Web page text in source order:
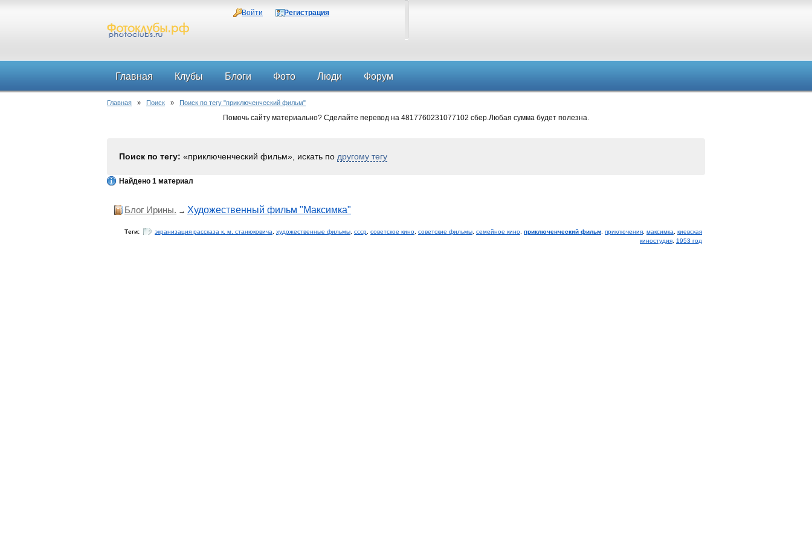
Войти Регистрация
Главная Клубы Блоги Фото Люди Форум
Главная » Поиск » Поиск по тегу "приключенческий фильм"
Помочь сайту материально? Сделайте перевод на 4817760231077102 сбер.Любая сумма будет полезна.
Поиск по тегу: «приключенческий фильм», искать по другому тегу
Найдено 1 материал
Блог Ирины. → Художественный фильм "Максимка"
Теги: экранизация рассказа к. м. станюковича художественные фильмы ссср советское кино советские фильмы семейное кино приключенческий фильм приключения максимка
киевская
киностудия
1953 год